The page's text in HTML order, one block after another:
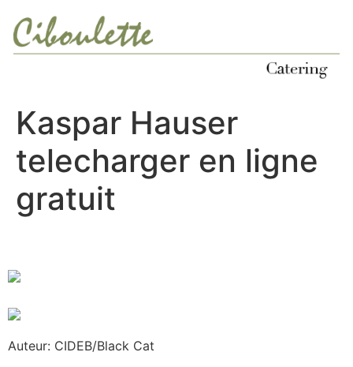
contenido
Kaspar Hauser
telecharger en ligne
gratuit
Auteur: CIDEB/Black Cat